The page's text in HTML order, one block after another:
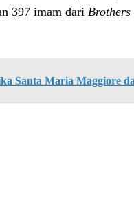
397 imam dari
Santa Maria Maggiore